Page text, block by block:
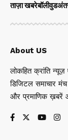
ताज़ा खबरेबॉलीवुड
About US
लोकहित क्रांति न्यूज़
डिजिटल समाचार
और प्रमाणिक ख़बरें